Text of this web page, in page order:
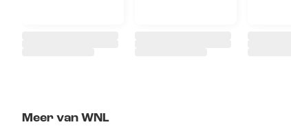
Meer van WNL